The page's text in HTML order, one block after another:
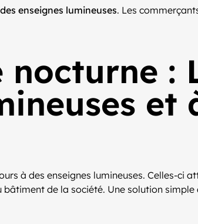
enseignes lumineuses. Les
nocturne :
à des enseignes lumineuses. Celles-
de la société. Une solution